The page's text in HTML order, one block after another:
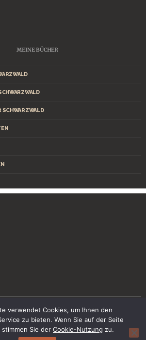
MEINE BÜCHER
SCHWARZWALD
verwendet Cookies, um Ihnen den
zu bieten. Wenn Sie auf der Seite
Sie der Cookie-Nutzung zu.